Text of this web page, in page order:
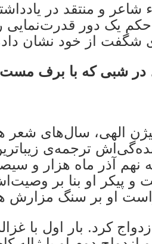
شاعر و منتقد در
حکم یک دور
شگفت از خود نشان
در شبی که با برف
الهی، سال‌های شعر
ترجمه‌ی
آذر ماه هزار و
و پیکر او بنا بر
او بر سنگ مزارش
کرد. بار اول با